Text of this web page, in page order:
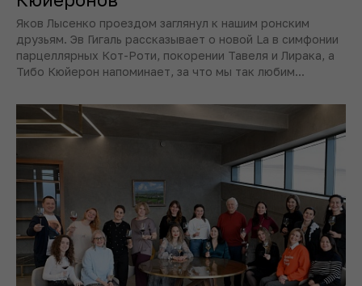
Яков Лысенко проездом заглянул к нашим ронским
друзьям. Эв Гигаль рассказывает о новой La в симфонии
парцеллярных Кот-Роти, покорении Тавеля и Лирака, а
Тибо Кюйерон напоминает, за что мы так любим...